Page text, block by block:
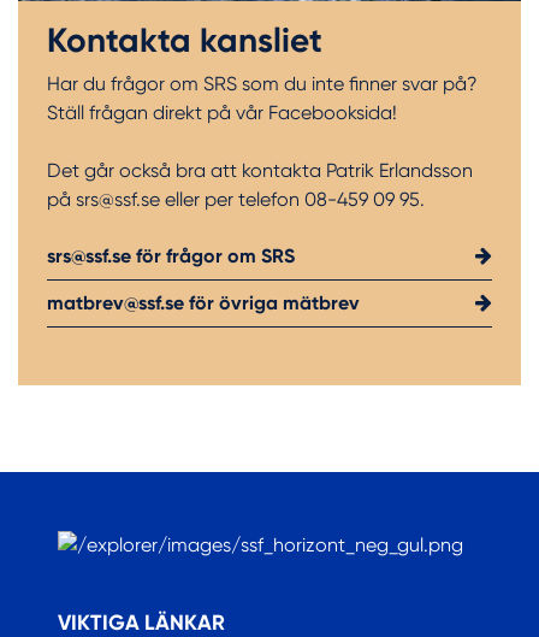
Kontakta kansliet
Har du frågor om SRS som du inte finner svar på?
Ställ frågan direkt på vår Facebooksida!
Det går också bra att kontakta Patrik Erlandsson
på srs@ssf.se eller per telefon 08-459 09 95.
srs@ssf.se för frågor om SRS
matbrev@ssf.se för övriga mätbrev
VIKTIGA LÄNKAR